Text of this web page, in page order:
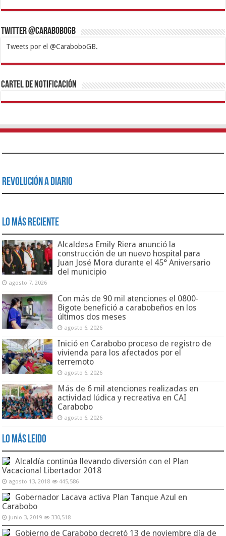
Twitter @CaraboboGB
Tweets por el @CaraboboGB.
1xbetBetturkeyBetistKralbetSupertotobetTipobetMatadorbetMariobet
https://mvbcasino.com/
Cartel de Notificación
Revolución a Diario
Lo Más Reciente
Alcaldesa Emily Riera anunció la
construcción de un nuevo hospital para
Juan José Mora durante el 45° Aniversario
del municipio
agosto 7, 2026
Con más de 90 mil atenciones el 0800-
Bigote benefició a carabobeños en los
últimos dos meses
agosto 6, 2026
Inició en Carabobo proceso de registro de
vivienda para los afectados por el
terremoto
agosto 6, 2026
Más de 6 mil atenciones realizadas en
actividad lúdica y recreativa en CAI
Carabobo
agosto 6, 2026
Lo Más Leido
Alcaldía continúa llevando diversión con el Plan
Vacacional Libertador 2018
agosto 13, 2018 445,586
Gobernador Lacava activa Plan Tanque Azul en
Carabobo
junio 3, 2019 330,518
Gobierno de Carabobo decretó 13 de noviembre día de